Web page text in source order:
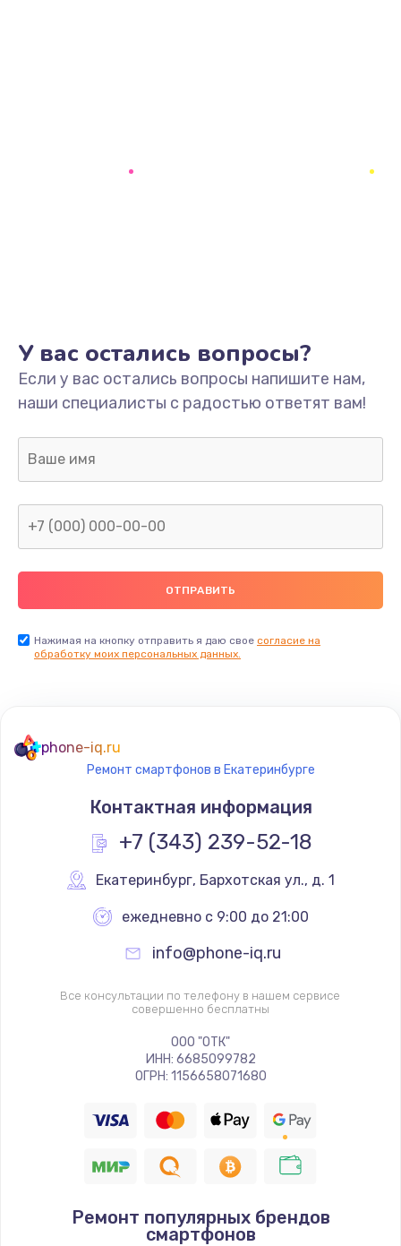
У вас остались вопросы?
Если у вас остались вопросы напишите нам,
наши специалисты с радостью ответят вам!
Нажимая на кнопку отправить я даю свое согласие на
обработку моих персональных данных.
phone-iq.ru
Ремонт смартфонов в Екатеринбурге
Контактная информация
+7 (343) 239-52-18
Екатеринбург, Бархотская ул., д. 1
ежедневно с 9:00 до 21:00
info@phone-iq.ru
Все консультации по телефону в нашем сервисе
совершенно бесплатны
ООО "ОТК"
ИНН: 6685099782
ОГРН: 1156658071680
Ремонт популярных брендов
смартфонов